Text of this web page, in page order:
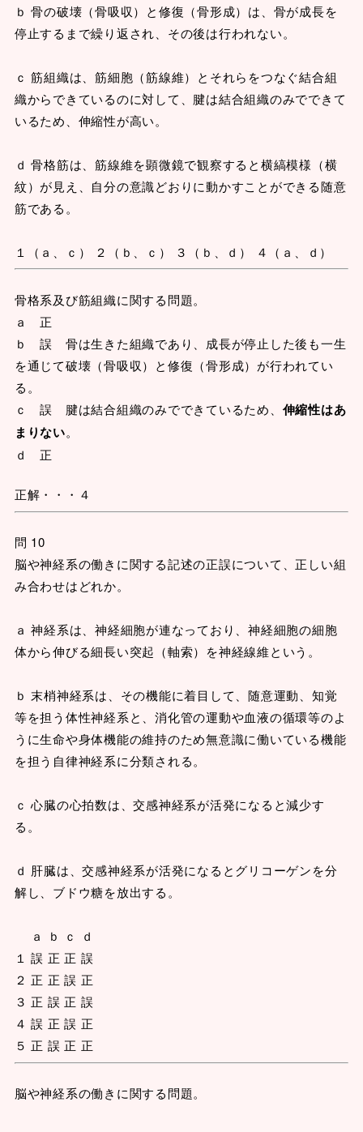
ｂ 骨の破壊（骨吸収）と修復（骨形成）は、骨が成長を
停止するまで繰り返され、その後は行われない。
ｃ 筋組織は、筋細胞（筋線維）とそれらをつなぐ結合組
織からできているのに対して、腱は結合組織のみでできて
いるため、伸縮性が高い。
ｄ 骨格筋は、筋線維を顕微鏡で観察すると横縞模様（横
紋）が見え、自分の意識どおりに動かすことができる随意
筋である。
１（ａ、ｃ） ２（ｂ、ｃ） ３（ｂ、ｄ） ４（ａ、ｄ）
骨格系及び筋組織に関する問題。
ａ 正
ｂ 誤 骨は生きた組織であり、成長が停止した後も一生
を通じて破壊（骨吸収）と修復（骨形成）が行われてい
る。
ｃ 誤 腱は結合組織のみでできているため、伸縮性はあ
まりない。
ｄ 正
正解・・・４
問 10
脳や神経系の働きに関する記述の正誤について、正しい組
み合わせはどれか。
ａ 神経系は、神経細胞が連なっており、神経細胞の細胞
体から伸びる細長い突起（軸索）を神経線維という。
ｂ 末梢神経系は、その機能に着目して、随意運動、知覚
等を担う体性神経系と、消化管の運動や血液の循環等のよ
うに生命や身体機能の維持のため無意識に働いている機能
を担う自律神経系に分類される。
ｃ 心臓の心拍数は、交感神経系が活発になると減少す
る。
ｄ 肝臓は、交感神経系が活発になるとグリコーゲンを分
解し、ブドウ糖を放出する。
ａ ｂ ｃ ｄ
１ 誤 正 正 誤
２ 正 正 誤 正
３ 正 誤 正 誤
４ 誤 正 誤 正
５ 正 誤 正 正
脳や神経系の働きに関する問題。